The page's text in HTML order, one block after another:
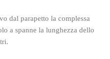
dal parapetto la complessa
a spanne la lunghezza dello